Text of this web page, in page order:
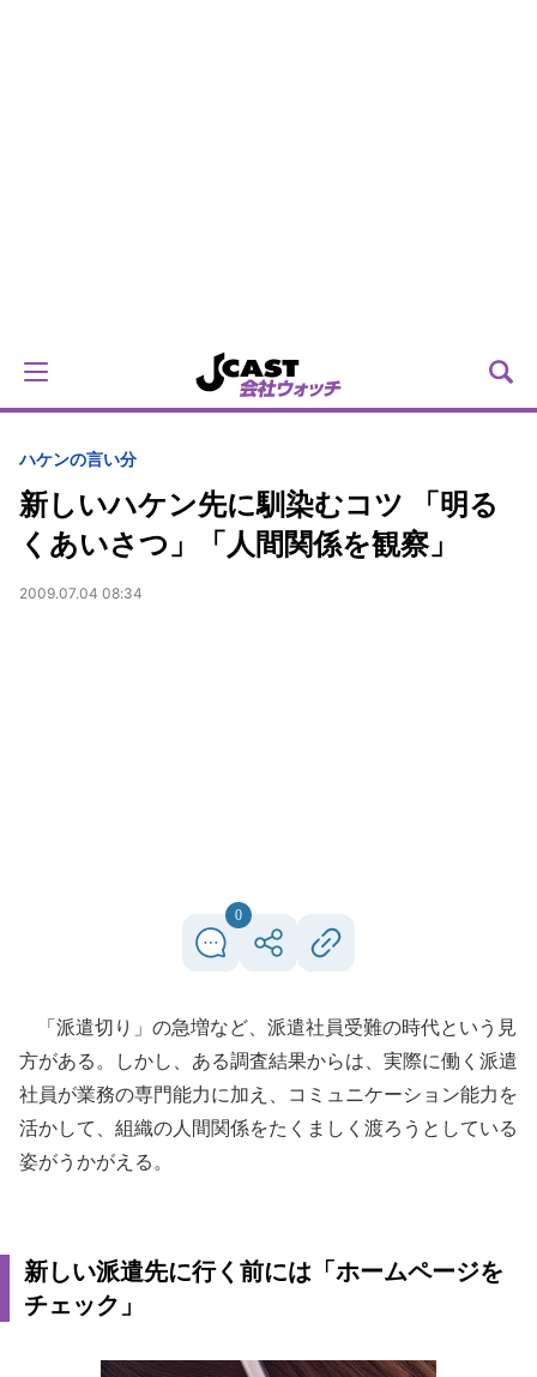
ハケンの言い分
新しいハケン先に馴染むコツ 「明る
くあいさつ」「人間関係を観察」
2009.07.04 08:34
0
「派遣切り」の急増など、派遣社員受難の時代という見
方がある。しかし、ある調査結果からは、実際に働く派遣
社員が業務の専門能力に加え、コミュニケーション能力を
活かして、組織の人間関係をたくましく渡ろうとしている
姿がうかがえる。
新しい派遣先に行く前には「ホームページを
チェック」